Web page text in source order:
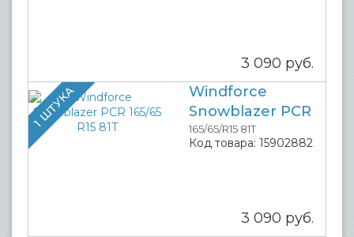
3 090 руб.
1 ШТУКА
Windforce
Snowblazer PCR
165/65/R15 81T
Код товара: 15902882
3 090 руб.